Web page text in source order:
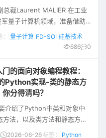
总裁Laurent MALIER 在工业
量子计算机领域，准备借助
量子计算机处理器的商用化
展性和成本管控的要求。依
量子计算 FD-SOI 硅基技术
686
0
的面向对象编程教程：
Python实现-类的静态方
分得清吗？
介绍了Python中类和对象中
方法，以及类方法和静态方法
应用场景和使用方法，并对二
2026-06-26标签：
Python